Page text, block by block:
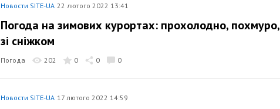
Новости SITE-UA 22 лютого 2022 13:41
Погода на зимових курортах: прохолодно, похмуро,
зі сніжком
Погода 202 0 0 0
Новости SITE-UA 17 лютого 2022 14:59